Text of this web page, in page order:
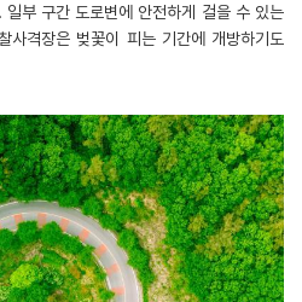
부 구간 도로변에 안전하게 걸을 수 있는
사격장은 벚꽃이 피는 기간에 개방하기도